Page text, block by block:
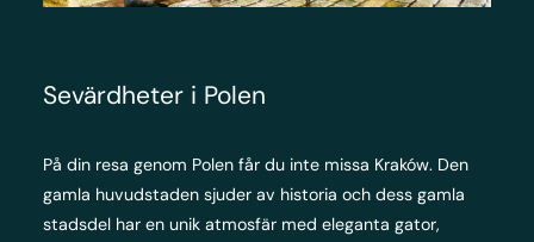
Sevärdheter i Polen
På din resa genom Polen får du inte missa Kraków. Den
gamla huvudstaden sjuder av historia och dess gamla
stadsdel har en unik atmosfär med eleganta gator,